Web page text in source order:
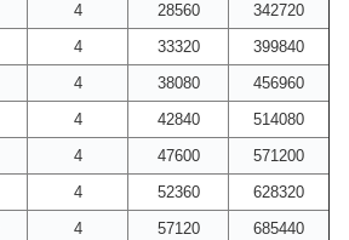
4 28560
342720
4 33320
399840
4 38080
456960
4 42840
514080
4 47600
571200
4 52360
628320
4 57120
685440